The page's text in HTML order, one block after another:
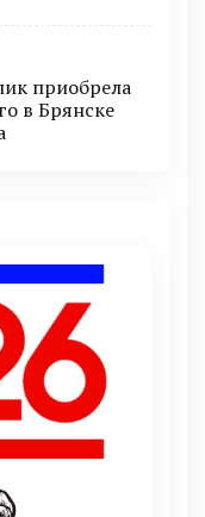
приобрела
в Брянске